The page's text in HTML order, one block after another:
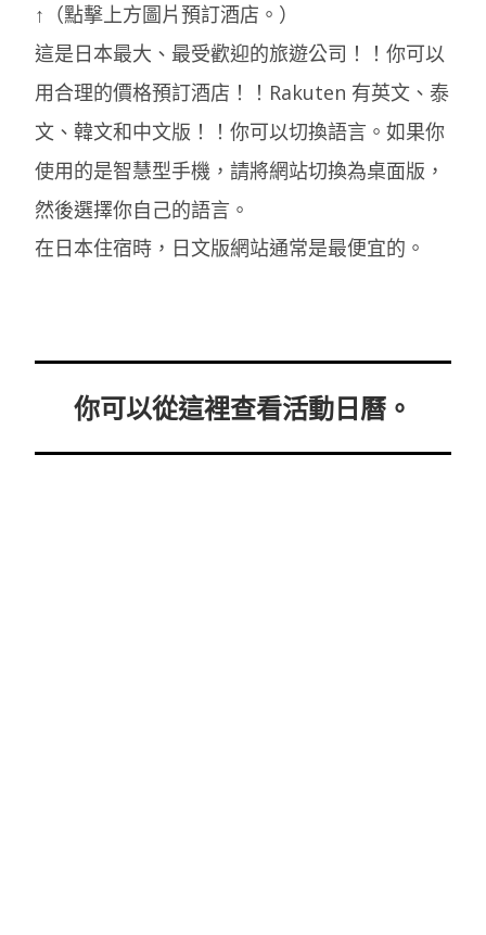
↑（點擊上方圖片預訂酒店。）
這是日本最大、最受歡迎的旅遊公司！！你可以
用合理的價格預訂酒店！！Rakuten 有英文、泰
文、韓文和中文版！！你可以切換語言。如果你
使用的是智慧型手機，請將網站切換為桌面版，
然後選擇你自己的語言。
在日本住宿時，日文版網站通常是最便宜的。
你可以從這裡查看活動日曆。